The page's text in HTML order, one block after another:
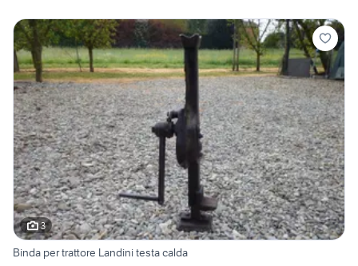
3
Binda per trattore Landini testa calda